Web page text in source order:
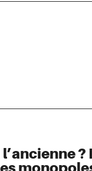
?